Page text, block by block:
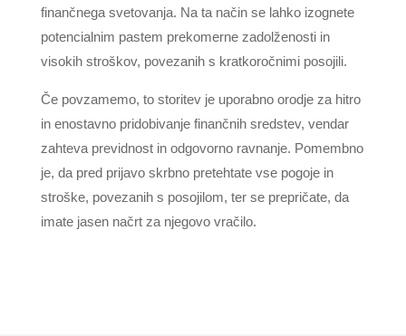
finančnega svetovanja. Na ta način se lahko izognete
potencialnim pastem prekomerne zadolženosti in
visokih stroškov, povezanih s kratkoročnimi posojili.
Če povzamemo, to storitev je uporabno orodje za hitro
in enostavno pridobivanje finančnih sredstev, vendar
zahteva previdnost in odgovorno ravnanje. Pomembno
je, da pred prijavo skrbno pretehtate vse pogoje in
stroške, povezanih s posojilom, ter se prepričate, da
imate jasen načrt za njegovo vračilo.